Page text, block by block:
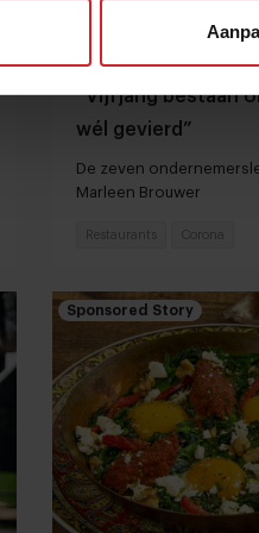
“Vijfjarig bestaan
wél gevierd”
De zeven
Marleen Brouwer
Restaurants Corona
Sponsored Story